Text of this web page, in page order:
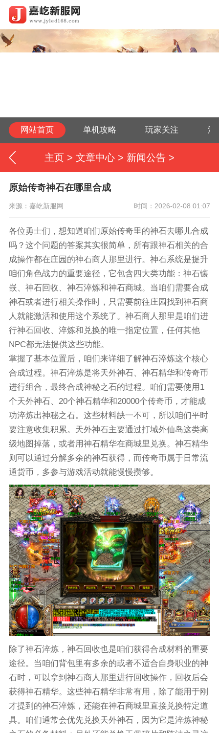
网站首页 单机攻略 玩家关注 活
主页 > 文章中心 > 新闻公告 >
原始传奇神石在哪里合成
来源：嘉屹新服网 时间：2026-02-08 01:07
各位勇士们，想知道咱们原始传奇里的神石去哪儿合成
吗？这个问题的答案其实很简单，所有跟神石相关的合
成操作都在庄园的神石商人那里进行。神石系统是提升
咱们角色战力的重要途径，它包含四大类功能：神石镶
嵌、神石回收、神石淬炼和神石商城。当咱们需要合成
神石或者进行相关操作时，只需要前往庄园找到神石商
人就能激活和使用这个系统了。神石商人那里是咱们进
行神石回收、淬炼和兑换的唯一指定位置，任何其他
NPC都无法提供这些功能。
掌握了基本位置后，咱们来详细了解神石淬炼这个核心
合成过程。神石淬炼是将天外神石、神石精华和传奇币
进行组合，最终合成神秘之石的过程。咱们需要使用1
个天外神石、20个神石精华和20000个传奇币，才能成
功淬炼出神秘之石。这些材料缺一不可，所以咱们平时
要注意收集积累。天外神石主要通过打域外仙岛这类高
级地图掉落，或者用神石精华在商城里兑换。神石精华
则可以通过分解多余的神石获得，而传奇币属于日常流
通货币，多参与游戏活动就能慢慢攒够。
除了神石淬炼，神石回收也是咱们获得合成材料的重要
途径。当咱们背包里有多余的或者不适合自身职业的神
石时，可以拿到神石商人那里进行回收操作，回收后会
获得神石精华。这些神石精华非常有用，除了能用于刚
才提到的神石淬炼，还能在神石商城里直接兑换特定道
具。咱们通常会优先兑换天外神石，因为它是淬炼神秘